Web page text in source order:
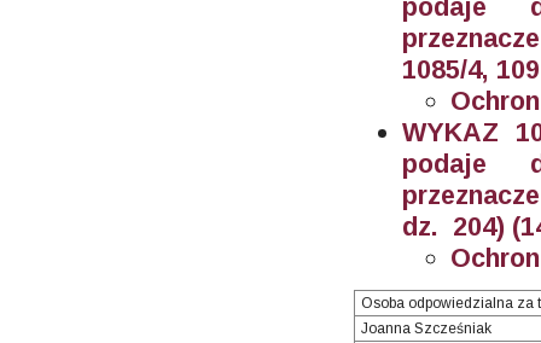
podaje
1085/4,
WYKAZ
podaje
dz. 204)
Osoba odpowiedzialna za
Joanna Szcześniak